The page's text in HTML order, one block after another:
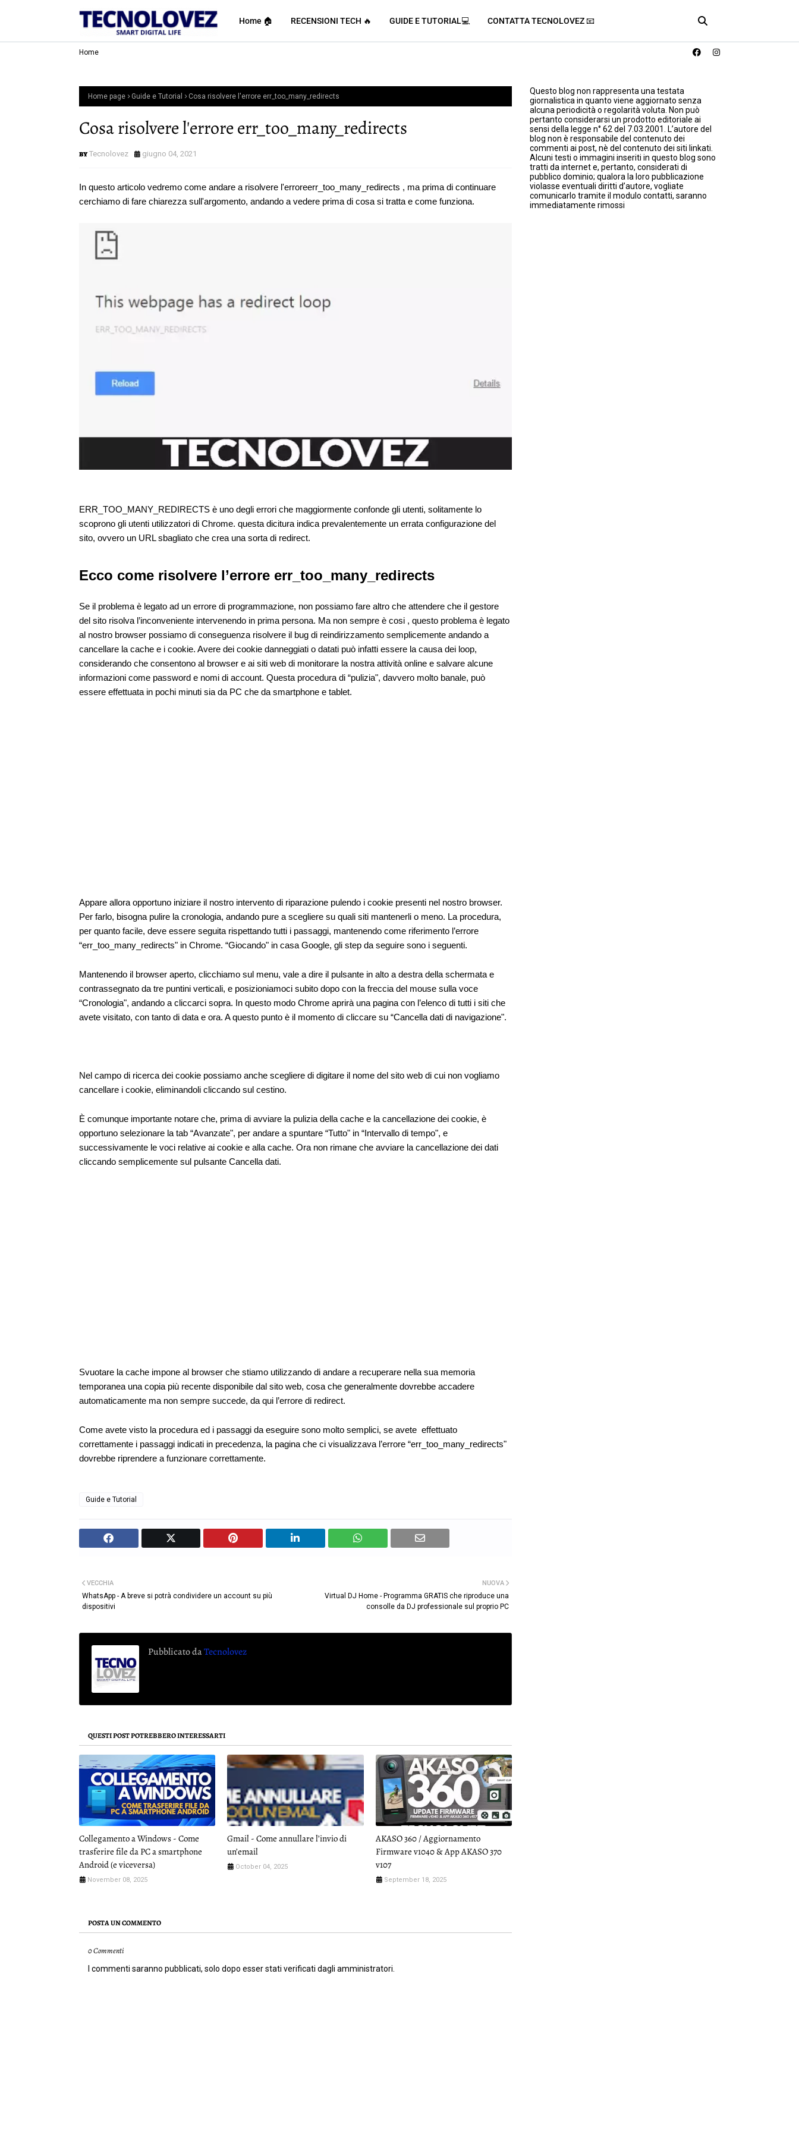
Home 🏠 RECENSIONI TECH 🔥 GUIDE E TUTORIAL💻 CONTATTA TECNOLOVEZ 📧
Home
Home page Guide e Tutorial Cosa risolvere l'errore err_too_many_redirects
Cosa risolvere l'errore err_too_many_redirects
Tecnolovez giugno 04, 2021
In questo articolo vedremo come andare a risolvere l'erroreerr_too_many_redirects , ma prima di continuare
cerchiamo di fare chiarezza sull'argomento, andando a vedere prima di cosa si tratta e come funziona.
ERR_TOO_MANY_REDIRECTS è uno degli errori che maggiormente confonde gli utenti, solitamente lo
scoprono gli utenti utilizzatori di Chrome. questa dicitura indica prevalentemente un errata configurazione del
sito, ovvero un URL sbagliato che crea una sorta di redirect.
Ecco come risolvere l’errore err_too_many_redirects
Se il problema è legato ad un errore di programmazione, non possiamo fare altro che attendere che il gestore
del sito risolva l’inconveniente intervenendo in prima persona. Ma non sempre è cosi , questo problema è legato
al nostro browser possiamo di conseguenza risolvere il bug di reindirizzamento semplicemente andando a
cancellare la cache e i cookie. Avere dei cookie danneggiati o datati può infatti essere la causa dei loop,
considerando che consentono al browser e ai siti web di monitorare la nostra attività online e salvare alcune
informazioni come password e nomi di account. Questa procedura di “pulizia", davvero molto banale, può
essere effettuata in pochi minuti sia da PC che da smartphone e tablet.
Appare allora opportuno iniziare il nostro intervento di riparazione pulendo i cookie presenti nel nostro browser.
Per farlo, bisogna pulire la cronologia, andando pure a scegliere su quali siti mantenerli o meno. La procedura,
per quanto facile, deve essere seguita rispettando tutti i passaggi, mantenendo come riferimento l’errore
“err_too_many_redirects" in Chrome. “Giocando" in casa Google, gli step da seguire sono i seguenti.
Mantenendo il browser aperto, clicchiamo sul menu, vale a dire il pulsante in alto a destra della schermata e
contrassegnato da tre puntini verticali, e posizioniamoci subito dopo con la freccia del mouse sulla voce
“Cronologia", andando a cliccarci sopra. In questo modo Chrome aprirà una pagina con l’elenco di tutti i siti che
avete visitato, con tanto di data e ora. A questo punto è il momento di cliccare su “Cancella dati di navigazione".
Nel campo di ricerca dei cookie possiamo anche scegliere di digitare il nome del sito web di cui non vogliamo
cancellare i cookie, eliminandoli cliccando sul cestino.
È comunque importante notare che, prima di avviare la pulizia della cache e la cancellazione dei cookie, è
opportuno selezionare la tab “Avanzate", per andare a spuntare “Tutto" in “Intervallo di tempo", e
successivamente le voci relative ai cookie e alla cache. Ora non rimane che avviare la cancellazione dei dati
cliccando semplicemente sul pulsante Cancella dati.
Svuotare la cache impone al browser che stiamo utilizzando di andare a recuperare nella sua memoria
temporanea una copia più recente disponibile dal sito web, cosa che generalmente dovrebbe accadere
automaticamente ma non sempre succede, da qui l’errore di redirect.
Come avete visto la procedura ed i passaggi da eseguire sono molto semplici, se avete effettuato
correttamente i passaggi indicati in precedenza, la pagina che ci visualizzava l’errore “err_too_many_redirects"
dovrebbe riprendere a funzionare correttamente.
Guide e Tutorial
NUOVA
Virtual DJ Home - Programma GRATIS che riproduce una
consolle da DJ professionale sul proprio PC
VECCHIA
WhatsApp - A breve si potrà condividere un account su più
dispositivi
Pubblicato daTecnolovez
QUESTI POST POTREBBERO INTERESSARTI
Collegamento a Windows - Come
trasferire file da PC a smartphone
Android (e viceversa)
November 08, 2025
Gmail - Come annullare l’invio di
un’email
October 04, 2025
AKASO 360 / Aggiornamento
Firmware v1040 & App AKASO 370
v107
September 18, 2025
POSTA UN COMMENTO
0 Commenti
I commenti saranno pubblicati, solo dopo esser stati verificati dagli amministratori.
Questo blog non rappresenta una testata
giornalistica in quanto viene aggiornato senza
alcuna periodicità o regolarità voluta. Non può
pertanto considerarsi un prodotto editoriale ai
sensi della legge n° 62 del 7.03.2001. L’autore del
blog non è responsabile del contenuto dei
commenti ai post, nè del contenuto dei siti linkati.
Alcuni testi o immagini inseriti in questo blog sono
tratti da internet e, pertanto, considerati di
pubblico dominio; qualora la loro pubblicazione
violasse eventuali diritti d’autore, vogliate
comunicarlo tramite il modulo contatti, saranno
immediatamente rimossi